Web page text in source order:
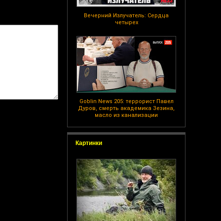
Вечерний Излучатель: Сердца
четырех
Goblin News 205: террорист Павел
Дуров, смерть академика Зезина,
масло из канализации
Картинки